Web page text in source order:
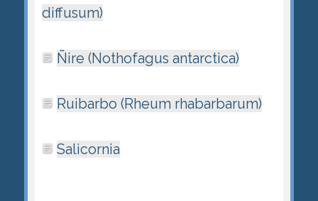
diffusum)
Ñire (Nothofagus antarctica)
Ruibarbo (Rheum rhabarbarum)
Salicornia